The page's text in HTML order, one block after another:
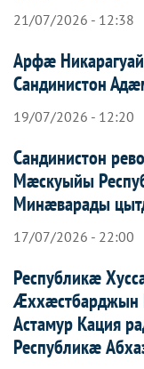
21/07/2026 - 12:38
Арфæ
Сандинистон
19/07/2026 - 12:20
Сандинистон
Мæскуыйы
Минæварады
17/07/2026 - 22:00
Республикæ
Æххæстбарджын
Астамур Кация
Республикæ